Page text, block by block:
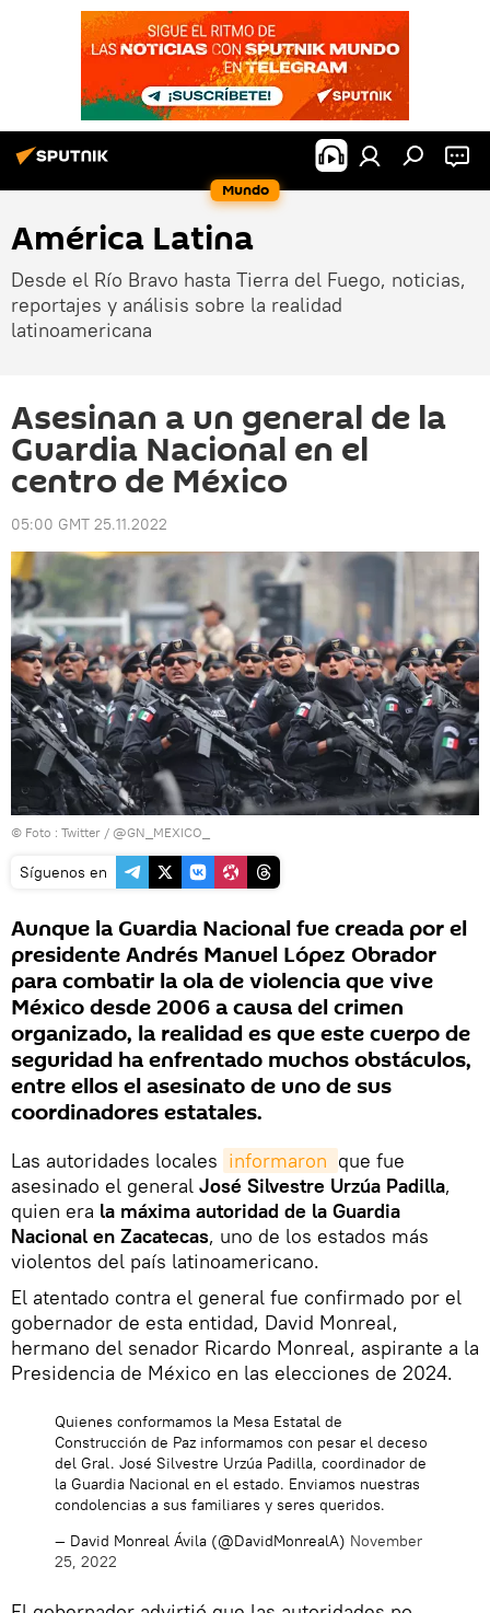
Mundo
América Latina
Desde el Río Bravo hasta Tierra del Fuego, noticias,
reportajes y análisis sobre la realidad
latinoamericana
Asesinan a un general de la
Guardia Nacional en el
centro de México
05:00 GMT 25.11.2022
© Foto : Twitter / @GN_MEXICO_
Síguenos en
Aunque la Guardia Nacional fue creada por el
presidente Andrés Manuel López Obrador
para combatir la ola de violencia que vive
México desde 2006 a causa del crimen
organizado, la realidad es que este cuerpo de
seguridad ha enfrentado muchos obstáculos,
entre ellos el asesinato de uno de sus
coordinadores estatales.
Las autoridades locales informaron que fue
asesinado el general José Silvestre Urzúa Padilla,
quien era la máxima autoridad de la Guardia
Nacional en Zacatecas, uno de los estados más
violentos del país latinoamericano.
El atentado contra el general fue confirmado por el
gobernador de esta entidad, David Monreal,
hermano del senador Ricardo Monreal, aspirante a la
Presidencia de México en las elecciones de 2024.
Quienes conformamos la Mesa Estatal de
Construcción de Paz informamos con pesar el deceso
del Gral. José Silvestre Urzúa Padilla, coordinador de
la Guardia Nacional en el estado. Enviamos nuestras
condolencias a sus familiares y seres queridos.
— David Monreal Ávila (@DavidMonrealA) November
25, 2022